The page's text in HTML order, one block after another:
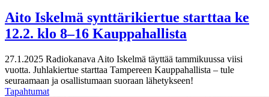
Aito Iskelmä synttärikiertue starttaa ke
12.2. klo 8–16 Kauppahallista
27.1.2025 Radiokanava Aito Iskelmä täyttää tammikuussa viisi
vuotta. Juhlakiertue starttaa Tampereen Kauppahallista – tule
seuraamaan ja osallistumaan suoraan lähetykseen!
Tapahtumat